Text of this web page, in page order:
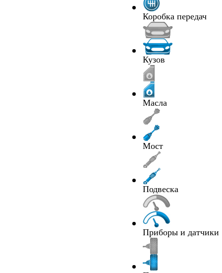
Коробка передач
Кузов
Масла
Мост
Подвеска
Приборы и датчики